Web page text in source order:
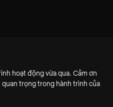
hoạt động vừa qua. Cảm ơn
trọng trong hành trình của